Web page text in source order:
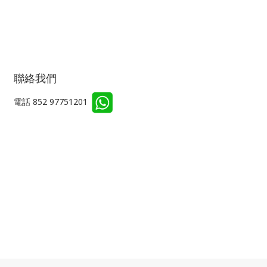
聯絡我們
電話 852 97751201